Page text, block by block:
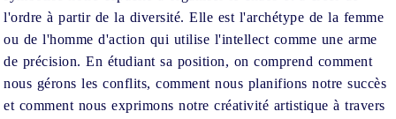
l'ordre à partir de la diversité. Elle est l'archétype de la femme
ou de l'homme d'action qui utilise l'intellect comme une arme
de précision. En étudiant sa position, on comprend comment
nous gérons les conflits, comment nous planifions notre succès
et comment nous exprimons notre créativité artistique à travers